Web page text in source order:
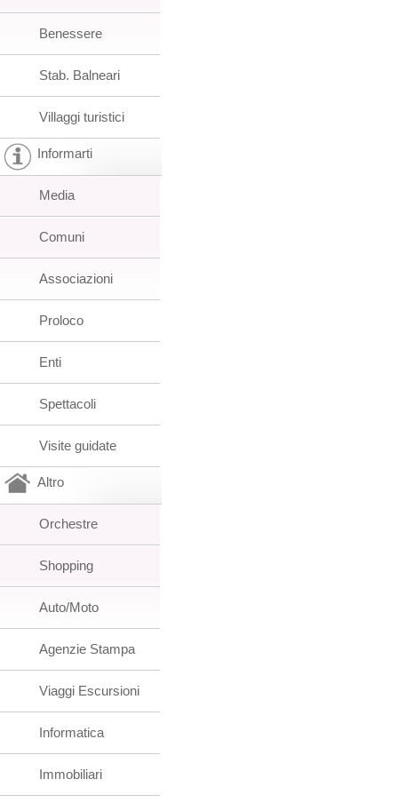
Benessere
Stab. Balneari
Villaggi turistici
Informarti
Media
Comuni
Associazioni
Proloco
Enti
Spettacoli
Visite guidate
Altro
Orchestre
Shopping
Auto/Moto
Agenzie Stampa
Viaggi Escursioni
Informatica
Immobiliari